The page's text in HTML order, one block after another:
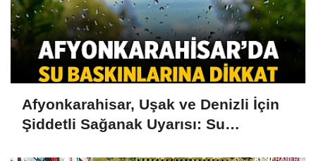
Afyonkarahisar, Uşak ve Denizli İçin
Şiddetli Sağanak Uyarısı: Su